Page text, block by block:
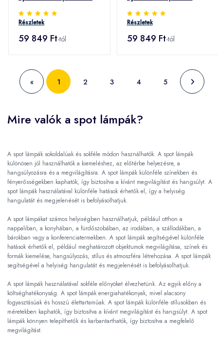
feh./ezüst
Részletek
59 849 Ft-tól
000K fekete
Részletek
59 849 Ft-tól
« 1 2 3 4 5
Mire valók a spot lámpák?
A spot lámpák sokoldalúak és sokféle módon használhatók. A spot lámpák
különösen jól használhatók a kiemeléshez, az előtérbe helyezésre, a
hangsúlyozásra és a megvilágításra. A spot lámpák különféle színekben és
fényerősségekben kaphatók, így biztosítva a kívánt megvilágítást és hangsúlyt. A
spot lámpák használatával különféle hatások érhetők el, így a helyiség
hangulatát és megjelenését is befolyásolhatjuk.
A spot lámpákat számos helyiségben használhatjuk, például otthon a
nappaliban, a konyhában, a fürdőszobában, az irodában, a szállodákban, a
bárokban vagy a konferenciatermekben. A spot lámpák segítségével különféle
hatások érhetők el, például meghatározott objektumok megvilágítása, színek és
formák kiemelése, hangsúlyozás, stílus és atmoszféra létrehozása. A spot lámpák
segítségével a helyiség hangulatát és megjelenését is befolyásolhatjuk.
A spot lámpák használatával sokféle előnyöket élvezhetünk. Az egyik előny a
költséghatékonyság. A spot lámpák energiahatékonyak, mivel alacsony
fogyasztásúak és hosszú élettartamúak. A spot lámpák különféle stílusokban és
méretekben kaphatók, így biztosítva a kívánt megvilágítást és hangsúlyt. A spot
lámpák könnyen telepíthetők és karbantarthatók, így biztosítva a megfelelő
megvilágítást.